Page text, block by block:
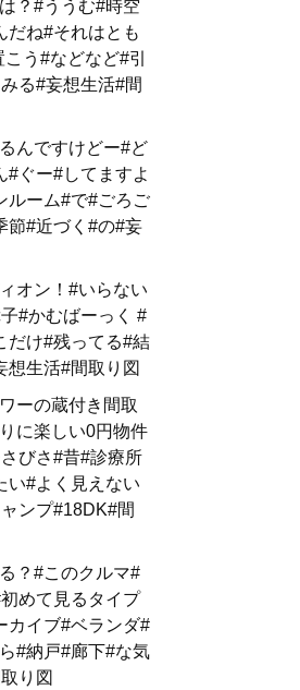
？#ううむ#時空
だね#それはとも
う#などなど#引
る#妄想生活#間
んですけどー#ど
#ぐー#してますよ
ルーム#で#ごろご
節#近づく#の#妄
オン！#いらない
#かむばーっく #
だけ#残ってる#結
想生活#間取り図
ーの蔵付き間取
に楽しい0円物件
びさ#昔#診療所
い#よく見えない
ンプ#18DK#間
？#このクルマ#
めて見るタイプ
カイブ#ベランダ#
#納戸#廊下#な気
り図